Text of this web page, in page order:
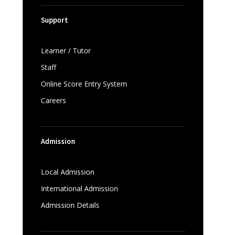
Support
Learner / Tutor
Staff
Online Score Entry System
Careers
Admission
Local Admission
International Admission
Admission Details